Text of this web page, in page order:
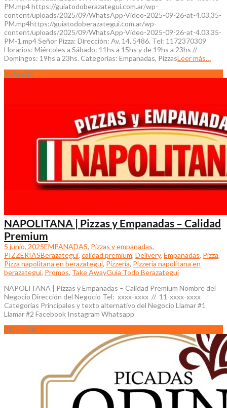
PM.mp4 https://guiatodoberazategui.com.ar/wp-
content/uploads/2025/09/WhatsApp-Video-2025-09-26-at-4.03.35-
PM.mp4https://guiatodoberazategui.com.ar/wp-
content/uploads/2025/09/WhatsApp-Video-2025-09-26-at-4.03.35-
PM-1.mp4 Señor Pizza: Dirección: Av. 14, 5486. Tel: 1172370309
Horarios: Miércoles a Sábado: 11hs a 15hs y de 19hs a 23hs //
Domingos: 19hs a 23hs. Categorías: Empanadas, PizzasLeer más…
05 Jun/25
NAPOLITANA | Pizzas y Empanadas – Calidad
Premium
5 junio, 2025EMPANADAS, Pizzas y empanadas,
PIZZERIASBerazategui, calidad premium, Delivery, Empanadas, Pizza,
Pizza napolitana en berazategui, Pizzería, Pizzeria napolitana en
berazategui, Promos, Take AwayGuia Todo Berazategui
NAPOLITANA | Pizzas y Empanadas – Calidad Premium Nombre del
Negocio Dirección del Negocio Tel: xxxx-xxxx // 11-xxxx-xxxx
Categorías Principales y texto alternativo del Negocio Llamar #1
Llamar #2 Facebook Instagram Whatsapp
01 Oct/24